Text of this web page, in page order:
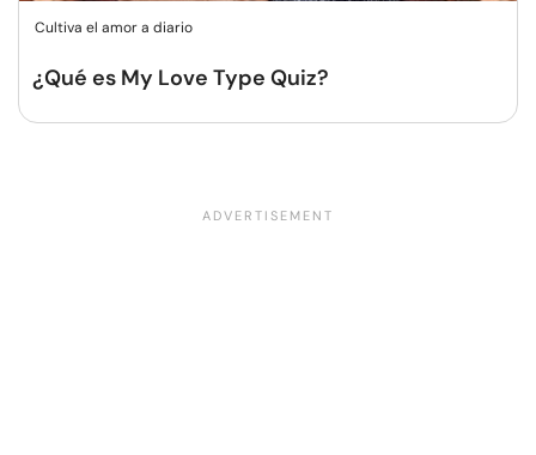
Cultiva el amor a diario
¿Qué es My Love Type Quiz?